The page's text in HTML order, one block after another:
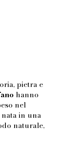
pietra e
hanno
nel
in una
naturale,